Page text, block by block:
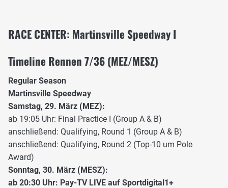
RACE CENTER: Martinsville Speedway I
Timeline Rennen 7/36 (MEZ/MESZ)
Regular Season
Martinsville Speedway
Samstag, 29. März (MEZ):
ab 19:05 Uhr: Final Practice I (Group A & B)
anschließend: Qualifying, Round 1 (Group A & B)
anschließend: Qualifying, Round 2 (Top-10 um Pole
Award)
Sonntag, 30. März (MESZ):
ab 20:30 Uhr: Pay-TV LIVE auf Sportdigital1+